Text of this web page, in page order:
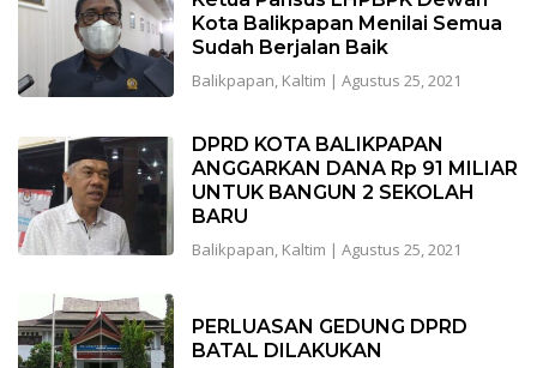
Kota Balikpapan Menilai Semua
Sudah Berjalan Baik
Balikpapan, Kaltim | Agustus 25, 2021
DPRD KOTA BALIKPAPAN
ANGGARKAN DANA Rp 91 MILIAR
UNTUK BANGUN 2 SEKOLAH
BARU
Balikpapan, Kaltim | Agustus 25, 2021
PERLUASAN GEDUNG DPRD
BATAL DILAKUKAN